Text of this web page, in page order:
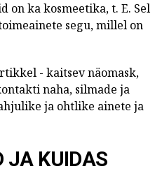
on ka kosmeetika, t. E. Sel
segu, millel on
- kaitsev näomask,
naha, silmade ja
ja ohtlike ainete ja
JA KUIDAS